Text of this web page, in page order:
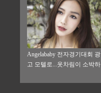
Angelababy 전자경기대회 광
고 모텔로...옷차림이 소박하